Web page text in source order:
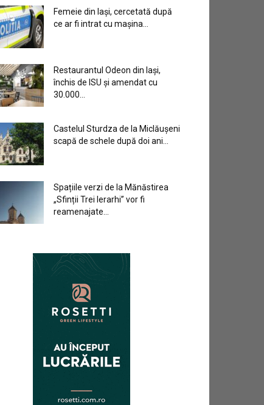
Femeie din Iași, cercetată după
ce ar fi intrat cu mașina...
Restaurantul Odeon din Iași,
închis de ISU și amendat cu
30.000...
Castelul Sturdza de la Miclăușeni
scapă de schele după doi ani...
Spațiile verzi de la Mănăstirea
„Sfinții Trei Ierarhi” vor fi
reamenajate...